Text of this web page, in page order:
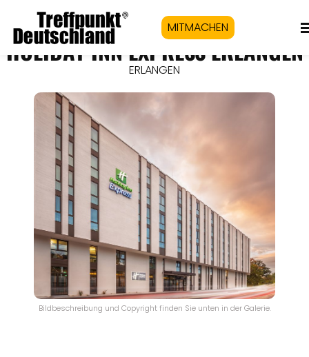
MITMACHEN
HOLIDAY INN EXPRESS ERLANGEN
ERLANGEN
Bildbeschreibung und Copyright finden Sie unten in der Galerie.